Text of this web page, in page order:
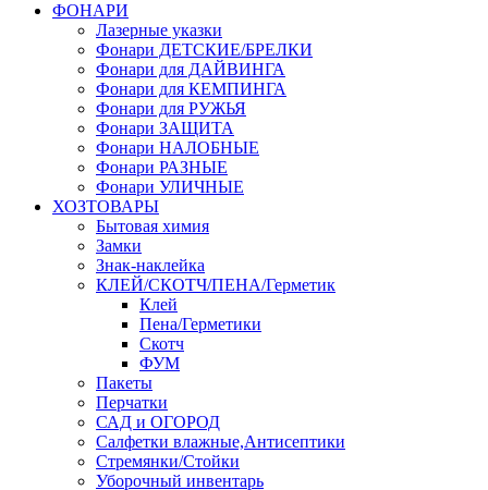
ФОНАРИ
Лазерные указки
Фонари ДЕТСКИЕ/БРЕЛКИ
Фонари для ДАЙВИНГА
Фонари для КЕМПИНГА
Фонари для РУЖЬЯ
Фонари ЗАЩИТА
Фонари НАЛОБНЫЕ
Фонари РАЗНЫЕ
Фонари УЛИЧНЫЕ
ХОЗТОВАРЫ
Бытовая химия
Замки
Знак-наклейка
КЛЕЙ/СКОТЧ/ПЕНА/Герметик
Клей
Пена/Герметики
Скотч
ФУМ
Пакеты
Перчатки
САД и ОГОРОД
Салфетки влажные,Антисептики
Стремянки/Стойки
Уборочный инвентарь